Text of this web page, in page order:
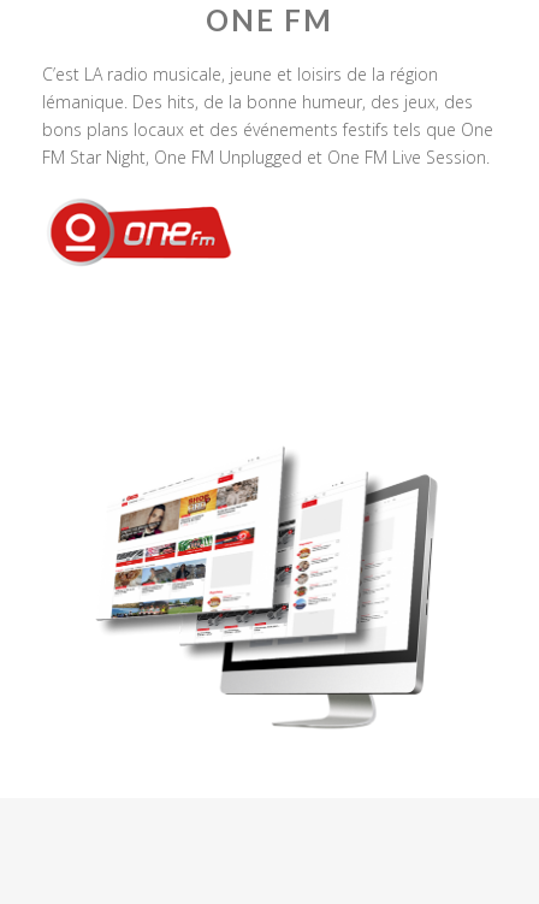
ONE FM
C’est LA radio musicale, jeune et loisirs de la région
lémanique. Des hits, de la bonne humeur, des jeux, des
bons plans locaux et des événements festifs tels que One
FM Star Night, One FM Unplugged et One FM Live Session.